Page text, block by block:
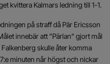
kvittera Kalmars ledning till 1-1.
på straff då Pär Ericsson
innebär att ”Pärlan” gjort mål
skulle åter komma
minuten når högst och nickar